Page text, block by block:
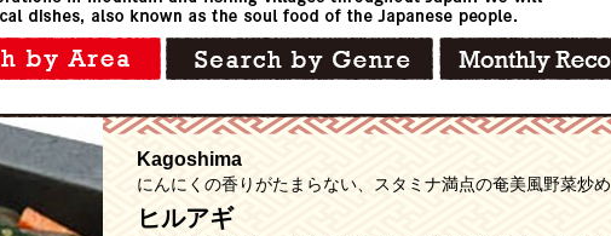
Kagoshima
にんにくの香りがたまらない、スタミナ満点の奄美風野菜炒め
ヒルアギ